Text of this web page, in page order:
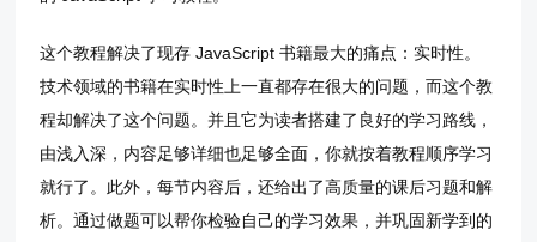
这个教程解决了现存 JavaScript 书籍最大的痛点：实时性。
技术领域的书籍在实时性上一直都存在很大的问题，而这个教
程却解决了这个问题。并且它为读者搭建了良好的学习路线，
由浅入深，内容足够详细也足够全面，你就按着教程顺序学习
就行了。此外，每节内容后，还给出了高质量的课后习题和解
析。通过做题可以帮你检验自己的学习效果，并巩固新学到的